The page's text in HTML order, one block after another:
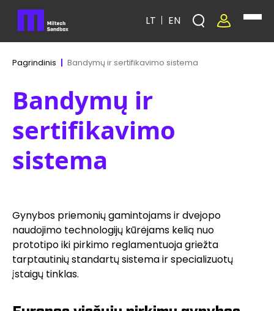
LT EN
Pagrindinis Bandymų ir sertifikavimo sistema
Bandymų ir
sertifikavimo
sistema
Gynybos priemonių gamintojams ir dvejopo
naudojimo technologijų kūrėjams kelią nuo
prototipo iki pirkimo reglamentuoja griežta
tarptautinių standartų sistema ir specializuotų
įstaigų tinklas.